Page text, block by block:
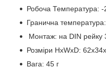
Робоча Температура: -
Гранична
Монтаж: на DIN рейку
Розміри HxWxD:
Вага: 45 г